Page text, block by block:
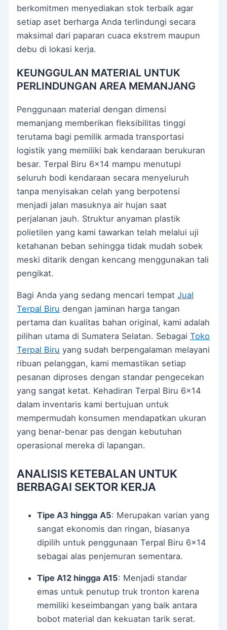
berkomitmen menyediakan stok terbaik agar
setiap aset berharga Anda terlindungi secara
maksimal dari paparan cuaca ekstrem maupun
debu di lokasi kerja.
KEUNGGULAN MATERIAL UNTUK
PERLINDUNGAN AREA MEMANJANG
Penggunaan material dengan dimensi
memanjang memberikan fleksibilitas tinggi
terutama bagi pemilik armada transportasi
logistik yang memiliki bak kendaraan berukuran
besar. Terpal Biru 6×14 mampu menutupi
seluruh bodi kendaraan secara menyeluruh
tanpa menyisakan celah yang berpotensi
menjadi jalan masuknya air hujan saat
perjalanan jauh. Struktur anyaman plastik
polietilen yang kami tawarkan telah melalui uji
ketahanan beban sehingga tidak mudah sobek
meski ditarik dengan kencang menggunakan tali
pengikat.
Bagi Anda yang sedang mencari tempatJual
Terpal Biru dengan jaminan harga tangan
pertama dan kualitas bahan original, kami adalah
pilihan utama di Sumatera Selatan. SebagaiToko
Terpal Biru yang sudah berpengalaman melayani
ribuan pelanggan, kami memastikan setiap
pesanan diproses dengan standar pengecekan
yang sangat ketat. Kehadiran Terpal Biru 6×14
dalam inventaris kami bertujuan untuk
mempermudah konsumen mendapatkan ukuran
yang benar-benar pas dengan kebutuhan
operasional mereka di lapangan.
ANALISIS KETEBALAN UNTUK
BERBAGAI SEKTOR KERJA
Tipe A3 hingga A5: Merupakan varian yang
sangat ekonomis dan ringan, biasanya
dipilih untuk penggunaan Terpal Biru 6×14
sebagai alas penjemuran sementara.
Tipe A12 hingga A15: Menjadi standar
emas untuk penutup truk tronton karena
memiliki keseimbangan yang baik antara
bobot material dan kekuatan tarik serat.